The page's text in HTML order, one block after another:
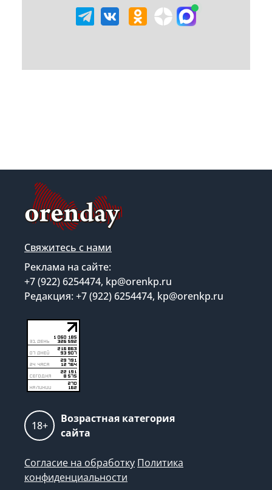
Свяжитесь с нами
Реклама на сайте:
+7 (922) 6254474, kp@orenkp.ru
Редакция: +7 (922) 6254474, kp@orenkp.ru
18+
Возрастная категория
сайта
Согласие на обработку Политика
конфиденциальности